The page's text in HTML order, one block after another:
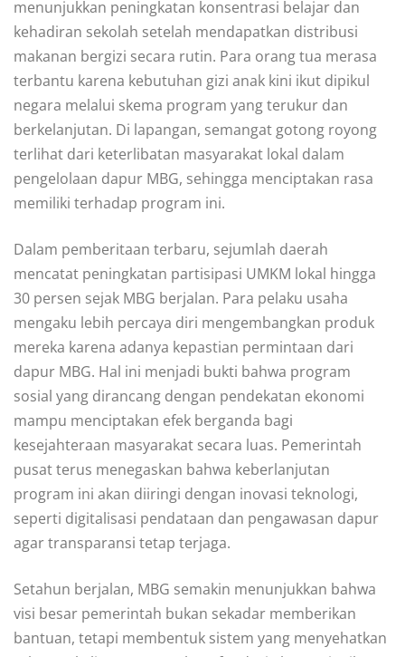
menunjukkan peningkatan konsentrasi belajar dan
kehadiran sekolah setelah mendapatkan distribusi
makanan bergizi secara rutin. Para orang tua merasa
terbantu karena kebutuhan gizi anak kini ikut dipikul
negara melalui skema program yang terukur dan
berkelanjutan. Di lapangan, semangat gotong royong
terlihat dari keterlibatan masyarakat lokal dalam
pengelolaan dapur MBG, sehingga menciptakan rasa
memiliki terhadap program ini.
Dalam pemberitaan terbaru, sejumlah daerah
mencatat peningkatan partisipasi UMKM lokal hingga
30 persen sejak MBG berjalan. Para pelaku usaha
mengaku lebih percaya diri mengembangkan produk
mereka karena adanya kepastian permintaan dari
dapur MBG. Hal ini menjadi bukti bahwa program
sosial yang dirancang dengan pendekatan ekonomi
mampu menciptakan efek berganda bagi
kesejahteraan masyarakat secara luas. Pemerintah
pusat terus menegaskan bahwa keberlanjutan
program ini akan diiringi dengan inovasi teknologi,
seperti digitalisasi pendataan dan pengawasan dapur
agar transparansi tetap terjaga.
Setahun berjalan, MBG semakin menunjukkan bahwa
visi besar pemerintah bukan sekadar memberikan
bantuan, tetapi membentuk sistem yang menyehatkan